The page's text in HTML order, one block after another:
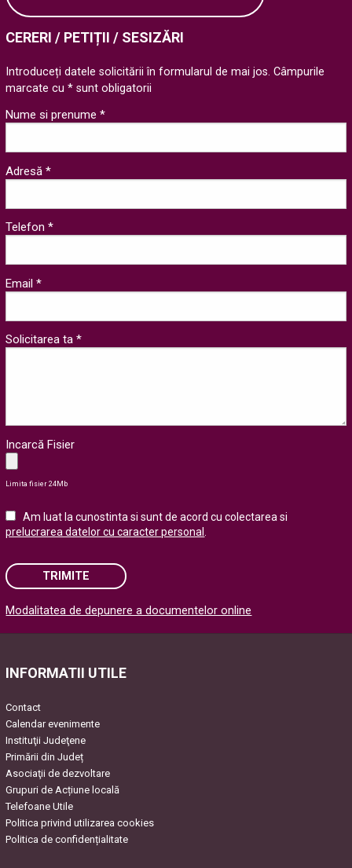
CERERI / PETIȚII / SESIZĂRI
Introduceți datele solicitării în formularul de mai jos. Câmpurile
marcate cu * sunt obligatorii
Nume si prenume *
Adresă *
Telefon *
Email *
Solicitarea ta *
Incarcă Fisier
Limita fisier 24Mb
Am luat la cunostinta si sunt de acord cu colectarea si
prelucrarea datelor cu caracter personal
TRIMITE
Please leave this field empty.
Modalitatea de depunere a documentelor online
INFORMATII UTILE
Contact
Calendar evenimente
Instituţii Judeţene
Primării din Județ
Asociaţii de dezvoltare
Grupuri de Acțiune locală
Telefoane Utile
Politica privind utilizarea cookies
Politica de confidențialitate